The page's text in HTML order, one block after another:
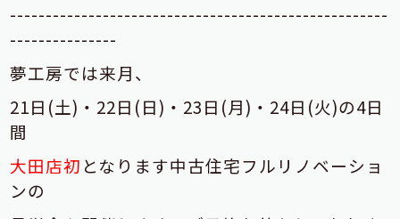
-----------------------------------------------------
---------------
夢工房では来月、
21日(土)・22日(日)・23日(月)・24日(火)の4日
間
大田店初 となります中古住宅フルリノベーショ
ンの